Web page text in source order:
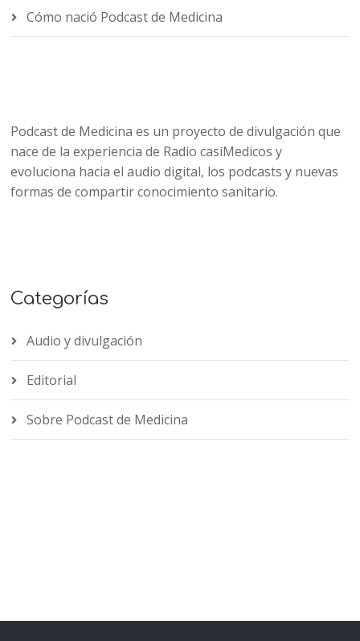
Cómo nació Podcast de Medicina
Podcast de Medicina es un proyecto de divulgación que
nace de la experiencia de Radio casiMedicos y
evoluciona hacia el audio digital, los podcasts y nuevas
formas de compartir conocimiento sanitario.
Categorías
Audio y divulgación
Editorial
Sobre Podcast de Medicina